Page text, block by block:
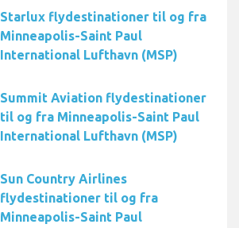
Starlux flydestinationer til og fra
Minneapolis-Saint Paul
International Lufthavn (MSP)
Summit Aviation flydestinationer
til og fra Minneapolis-Saint Paul
International Lufthavn (MSP)
Sun Country Airlines
flydestinationer til og fra
Minneapolis-Saint Paul